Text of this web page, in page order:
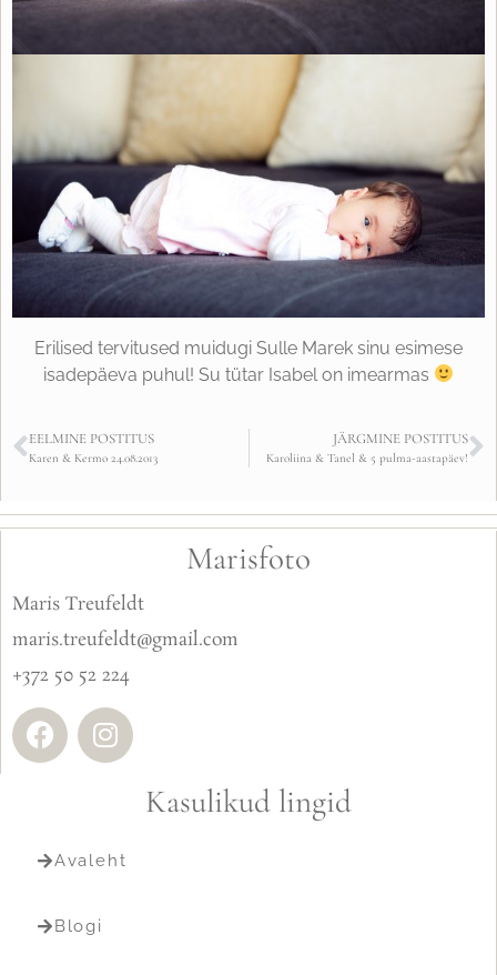
Erilised tervitused muidugi Sulle Marek sinu esimese
isadepäeva puhul! Su tütar Isabel on imearmas
EELMINE POSTITUS
Karen & Kermo 24.08.2013
JÄRGMINE POSTITUS
Karoliina & Tanel & 5 pulma-aastapäev!
Marisfoto
Maris Treufeldt
maris.treufeldt@gmail.com
+372 50 52 224
Kasulikud lingid
Avaleht
Blogi